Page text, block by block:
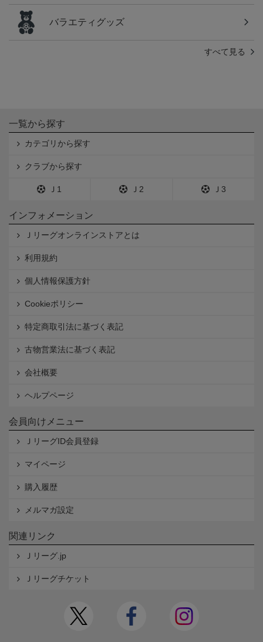
バラエティグッズ
すべて見る
一覧から探す
カテゴリから探す
クラブから探す
Ｊ1 Ｊ2 Ｊ3
インフォメーション
Ｊリーグオンラインストアとは
利用規約
個人情報保護方針
Cookieポリシー
特定商取引法に基づく表記
古物営業法に基づく表記
会社概要
ヘルプページ
会員向けメニュー
ＪリーグID会員登録
マイページ
購入履歴
メルマガ設定
関連リンク
Ｊリーグ.jp
Ｊリーグチケット